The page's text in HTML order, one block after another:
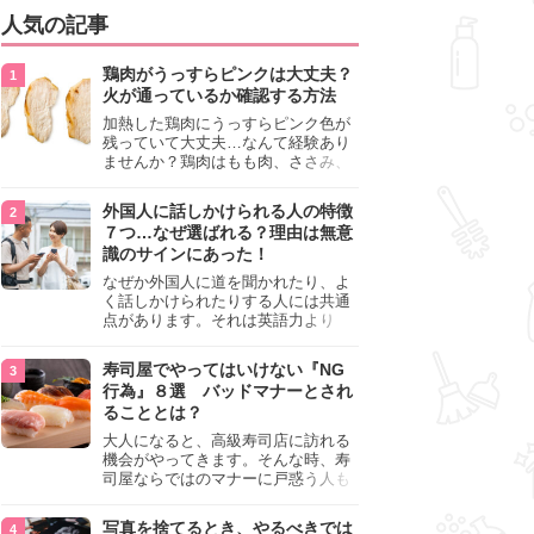
人気の記事
鶏肉がうっすらピンクは大丈夫？
火が通っているか確認する方法
加熱した鶏肉にうっすらピンク色が
残っていて大丈夫…なんて経験あり
ませんか？鶏肉はもも肉、ささみ、
わいが異なり、いろいろと楽しめる
料理ですが、鶏肉は加熱した後でも
うっすらピンク色の部分が大丈夫な
のと気になるときがあります。この
記事では生焼けか火が通っているの
かを確認する方法や、鶏肉を調理す
るときの注意点を紹介しますので、
参考にしてみてくださいね。
外国人に話しかけられる人の特徴
７つ…なぜ選ばれる？理由は無意
識のサインにあった！
なぜか外国人に道を聞かれたり、よ
く話しかけられたりする人には共通
点があります。それは英語力より
けても大丈夫」というサインが関係
しています。よく選ばれる人の特徴
や、英語が苦手でも焦らない対処
法、自分を守るための注意点を詳し
く解説します。
寿司屋でやってはいけない『NG
行為』８選 バッドマナーとされ
ることとは？
大人になると、高級寿司店に訪れる
機会がやってきます。そんな時、寿
司屋ならではのマナーに戸惑う人も
らためて寿司屋でやってはいけない
写真を捨てるとき、やるべきでは